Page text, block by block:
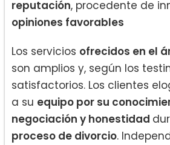
reputación, procedente de
opiniones favorables
Los servicios ofrecidos en el
son amplios y, según los
satisfactorios. Los clientes
a su equipo por su
negociación y honestidad
proceso de divorcio.